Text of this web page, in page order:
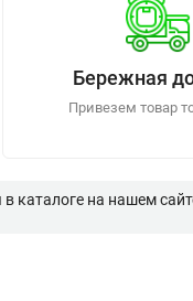
Бережная
Привезем товар
на нашем